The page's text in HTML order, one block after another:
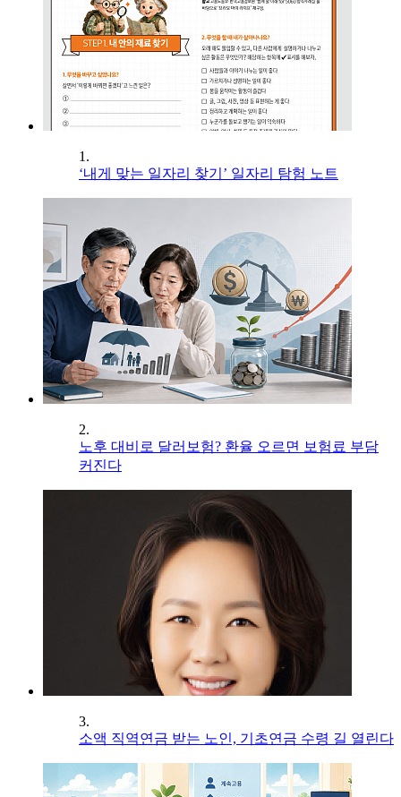
1.
‘내게 맞는 일자리 찾기’ 일자리 탐험 노트
2.
노후 대비로 달러보험? 환율 오르면 보험료 부담
커진다
3.
소액 직역연금 받는 노인, 기초연금 수령 길 열린다